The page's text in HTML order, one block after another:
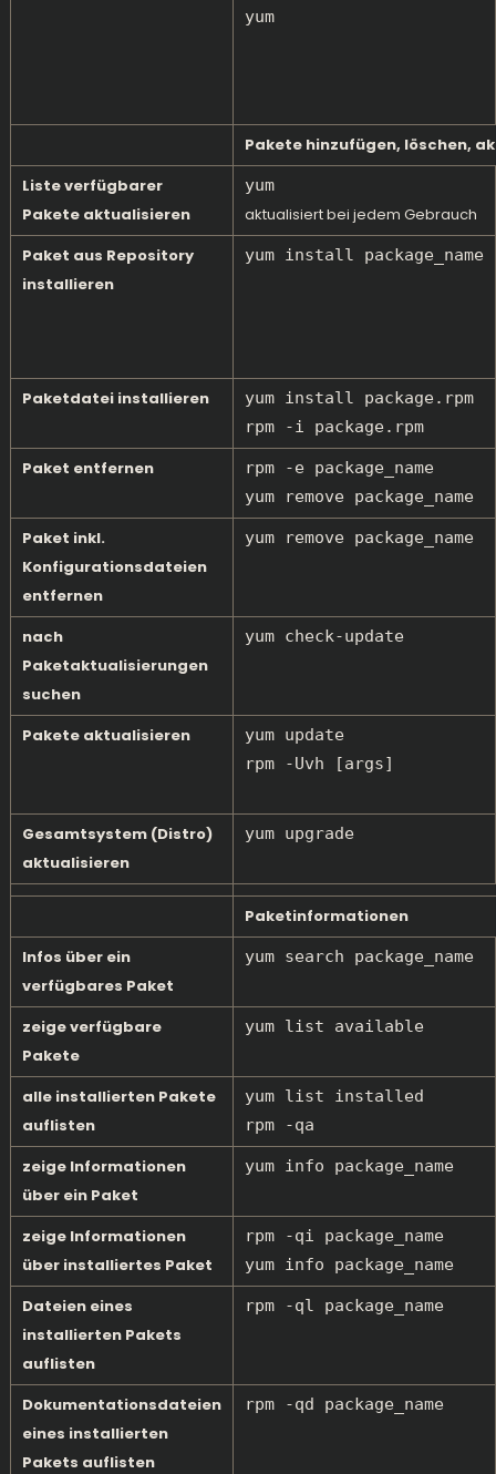
yum
Pakete hinzufügen, löschen,
Liste verfügbarer
Pakete aktualisieren
yum
aktualisiert bei jedem Gebrauch
Paket aus Repository
installieren
yum install package_name
Paketdatei installieren
yum install package.rpm
rpm -i package.rpm
Paket entfernen
rpm -e package_name
yum remove package_name
Paket inkl.
Konfigurationsdateien
entfernen
yum remove package_name
nach
Paketaktualisierungen
suchen
yum check-update
Pakete aktualisieren
yum update
rpm -Uvh [args]
Gesamtsystem (Distro)
aktualisieren
yum upgrade
Paketinformationen
Infos über ein
verfügbares Paket
yum search package_name
zeige verfügbare
Pakete
yum list available
alle installierten Pakete
auflisten
yum list installed
rpm -qa
zeige Informationen
über ein Paket
yum info package_name
zeige Informationen
über installiertes Paket
rpm -qi package_name
yum info package_name
Dateien eines
installierten Pakets
auflisten
rpm -ql package_name
Dokumentationsdateien
eines installierten
Pakets auflisten
rpm -qd package_name